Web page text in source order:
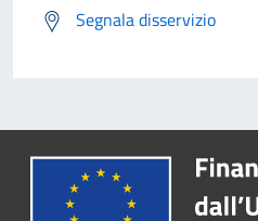
Segnala disservizio